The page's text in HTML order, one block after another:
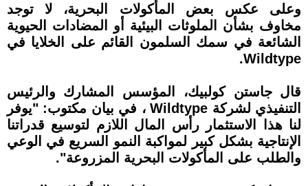
وعلى عكس بعض المأكولات البحرية، لا توجد
مخاوف بشأن الملوثات البيئية أو المضادات الحيوية
الشائعة في سمك السلمون القائم على الخلايا في
Wildtype.
قال جاستن كولبيك، المؤسس المشارك والرئيس
التنفيذي لشركة Wildtype ، في بيان مكتوب: "يوفر
لنا هذا الاستثمار رأس المال اللازم لتوسيع قدراتنا
الإنتاجية بشكل كبير لمواكبة النمو السريع في الوعي
والطلب على المأكولات البحرية المزروعة".